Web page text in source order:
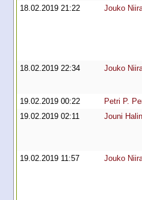
18.02.2019 21:22
Jouko
18.02.2019 22:34
Jouko
19.02.2019 00:22
Petri P.
19.02.2019 02:11
Jouni
19.02.2019 11:57
Jouko